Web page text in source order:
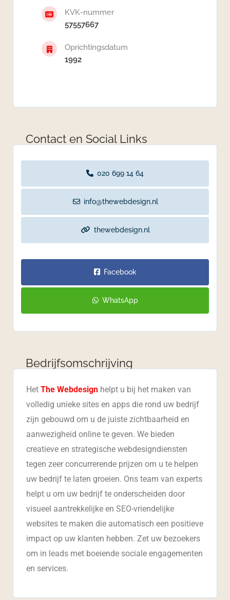
KVK-nummer
57557667
Oprichtingsdatum
1992
Contact en Social Links
020 699 14 64
info@thewebdesign.nl
thewebdesign.nl
Facebook
WhatsApp
Bedrijfsomschrijving
Het The Webdesign helpt u bij het maken van
volledig unieke sites en apps die rond uw bedrijf
zijn gebouwd om u de juiste zichtbaarheid en
aanwezigheid online te geven. We bieden
creatieve en strategische webdesigndiensten
tegen zeer concurrerende prijzen om u te helpen
uw bedrijf te laten groeien. Ons team van experts
helpt u om uw bedrijf te onderscheiden door
visueel aantrekkelijke en SEO-vriendelijke
websites te maken die automatisch een positieve
impact op uw klanten hebben. Zet uw bezoekers
om in leads met boeiende sociale engagementen
en services.